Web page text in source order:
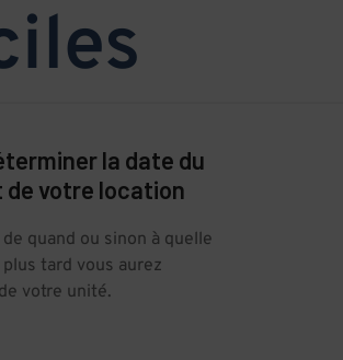
la date du
de votre location
quand ou sinon à quelle
tard vous aurez
votre unité.